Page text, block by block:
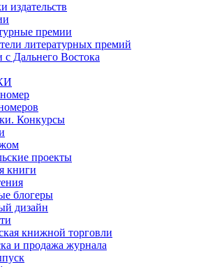
издательств
премии
литературных премий
с Дальнего Востока
Конкурсы
проекты
книги
блогеры
дизайн
книжной торговли
и продажа журнала